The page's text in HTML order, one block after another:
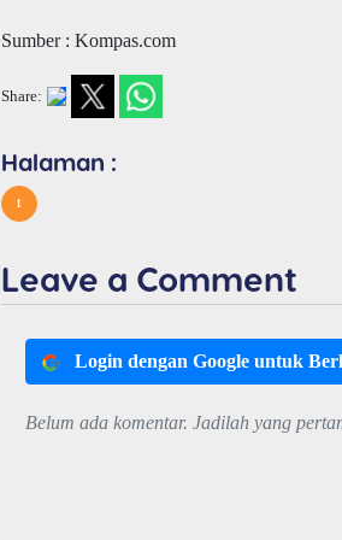
Sumber : Kompas.com
Share:
Halaman :
1
Leave a Comment
Login dengan Google untuk
Belum ada komentar. Jadilah yang